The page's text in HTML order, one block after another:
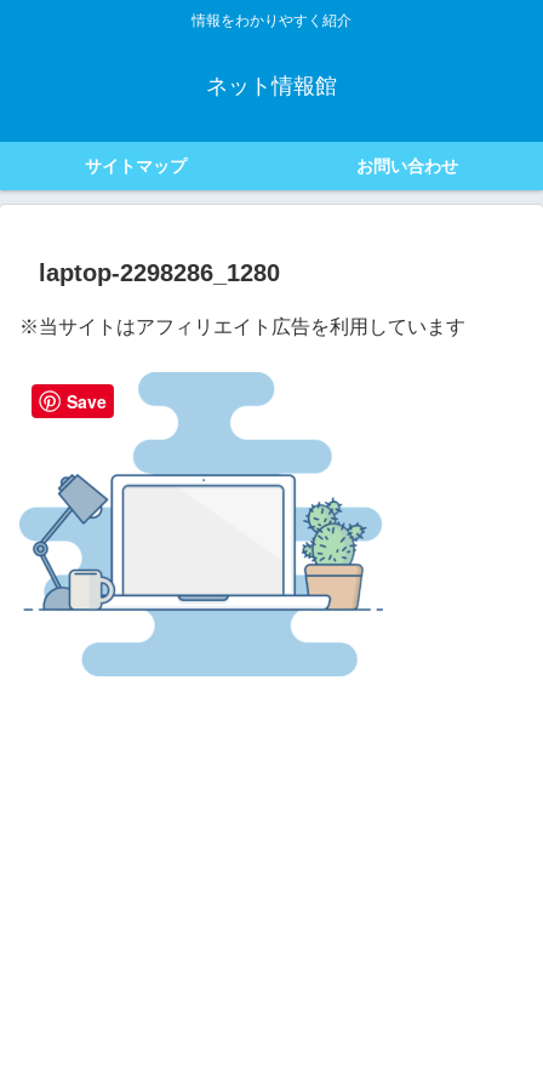
情報をわかりやすく紹介
ネット情報館
サイトマップ お問い合わせ
laptop-2298286_1280
※当サイトはアフィリエイト広告を利用しています
Save